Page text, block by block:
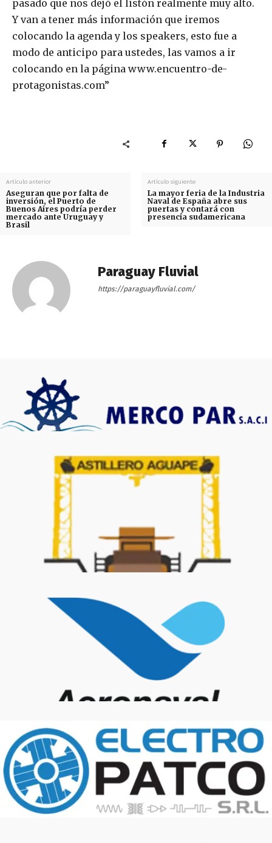
pasado que nos dejó el listón realmente muy alto.
Y van a tener más información que iremos
colocando la agenda y los speakers, esto fue a
modo de anticipo para ustedes, las vamos a ir
colocando en la página www.encuentro-de-
protagonistas.com”
Artículo anterior
Aseguran que por falta de
inversión, el Puerto de
Buenos Aires podría perder
mercado ante Uruguay y
Brasil
Artículo siguiente
La mayor feria de la Industria
Naval de España abre sus
puertas y contará con
presencia sudamericana
Paraguay Fluvial
https://paraguayfluvial.com/